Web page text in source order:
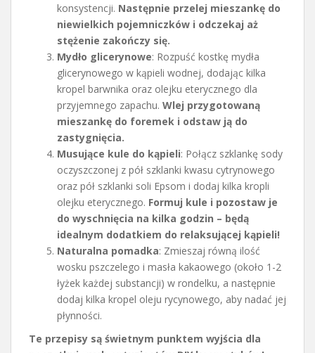
konsystencji. Następnie przelej mieszankę do
niewielkich pojemniczków i odczekaj aż
stężenie zakończy się.
Mydło glicerynowe: Rozpuść kostkę mydła
glicerynowego w kąpieli wodnej, dodając kilka
kropel barwnika oraz olejku eterycznego dla
przyjemnego zapachu. Wlej przygotowaną
mieszankę do foremek i odstaw ją do
zastygnięcia.
Musujące kule do kąpieli: Połącz szklankę sody
oczyszczonej z pół szklanki kwasu cytrynowego
oraz pół szklanki soli Epsom i dodaj kilka kropli
olejku eterycznego. Formuj kule i pozostaw je
do wyschnięcia na kilka godzin – będą
idealnym dodatkiem do relaksującej kąpieli!
Naturalna pomadka: Zmieszaj równą ilość
wosku pszczelego i masła kakaowego (około 1-2
łyżek każdej substancji) w rondelku, a następnie
dodaj kilka kropel oleju rycynowego, aby nadać jej
płynności.
Te przepisy są świetnym punktem wyjścia dla